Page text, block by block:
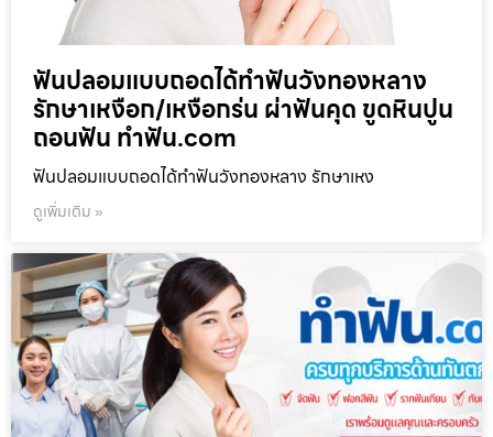
ฟันปลอมแบบถอดได้ทำฟันวังทองหลาง
รักษาเหงือก/เหงือกร่น ผ่าฟันคุด ขูดหินปูน
ถอนฟัน ทำฟัน.com
ฟันปลอมแบบถอดได้ทำฟันวังทองหลาง รักษาเหง
ดูเพิ่มเติม »